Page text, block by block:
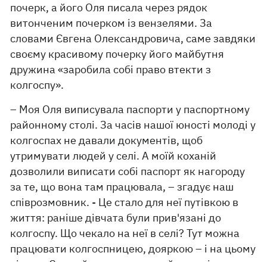
почерк, а його Оля писала через рядок
витонченим почерком із вензелями. За
словами Євгена Олександровича, саме завдяки
своєму красивому почерку його майбутня
дружина «заробила собі право втекти з
колгоспу».
– Моя Оля виписувала паспорти у паспортному
районному столі. За часів нашої юності молоді у
колгоспах не давали документів, щоб
утримувати людей у селі. А моїй коханій
дозволили виписати собі паспорт як нагороду
за те, що вона там працювала, – згадує наш
співрозмовник. - Це стало для неї путівкою в
життя: раніше дівчата були прив'язані до
колгоспу. Що чекало на неї в селі? Тут можна
працювати колгоспницею, дояркою – і на цьому